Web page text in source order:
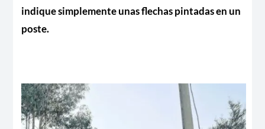
indique simplemente unas flechas pintadas en un
poste.